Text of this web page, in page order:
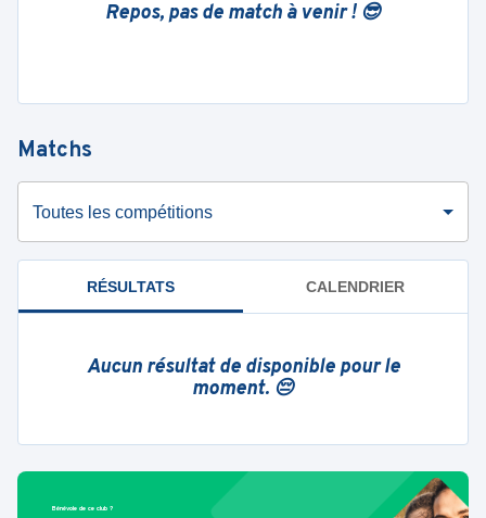
Repos, pas de match à venir ! 😎
Matchs
Toutes les compétitions
RÉSULTATS CALENDRIER
Aucun résultat de disponible pour le
moment. 😔
Bénévole de ce club ?